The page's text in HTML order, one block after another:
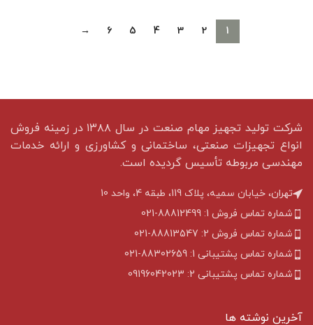
1
2
3
4
5
6
→
شرکت تولید تجهیز مهام صنعت در سال ۱۳۸۸ در زمینه فروش
انواع تجهیزات صنعتی، ساختمانی و کشاورزی و ارائه خدمات
مهندسی مربوطه تأسیس گردیده است.
تهران، خیابان سمیه، پلاک 119، طبقه 4، واحد 10
شماره تماس فروش 1: 88812499-021
شماره تماس فروش 2: 88813547-021
شماره تماس پشتیبانی 1: 88302659-021
شماره تماس پشتیبانی 2: 09196042023
آخرین نوشته ها